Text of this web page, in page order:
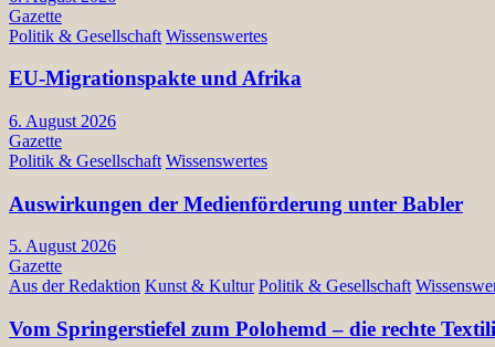
Gazette
Politik & Gesellschaft Wissenswertes
EU-Migrationspakte und Afrika
6. August 2026
Gazette
Politik & Gesellschaft Wissenswertes
Auswirkungen der Medienförderung unter Babler
5. August 2026
Gazette
Aus der Redaktion Kunst & Kultur Politik & Gesellschaft
Vom Springerstiefel zum Polohemd – die rechte